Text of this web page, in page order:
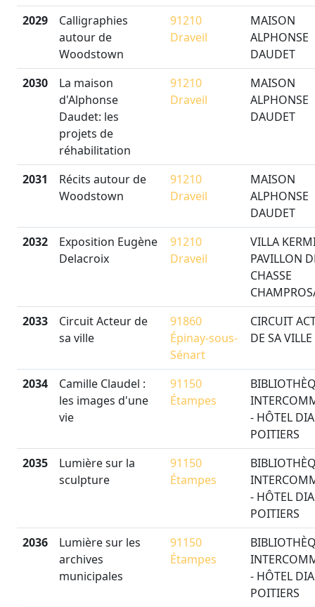
2029
Calligraphies
autour de
Woodstown
91210
Draveil
MAISON
ALPHONSE
DAUDET
2030
La maison
d'Alphonse
Daudet: les
projets de
réhabilitation
91210
Draveil
MAISON
ALPHONSE
DAUDET
2031
Récits autour de
Woodstown
91210
Draveil
MAISON
ALPHONSE
DAUDET
2032
Exposition Eugène
Delacroix
91210
Draveil
VILLA
PAVILLON
CHASSE
2033
Circuit Acteur de
sa ville
91860
Épinay-sous-
Sénart
CIRCUIT
DE SA VILLE
2034
Camille Claudel :
les images d'une
vie
91150
Étampes
- HÔTEL
POITIERS
2035
Lumière sur la
sculpture
91150
Étampes
- HÔTEL
POITIERS
2036
Lumière sur les
archives
municipales
91150
Étampes
- HÔTEL
POITIERS